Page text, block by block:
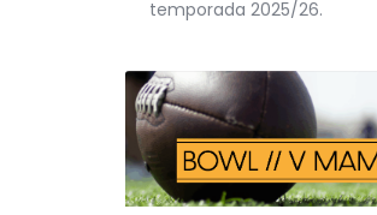
temporada 2025/26.